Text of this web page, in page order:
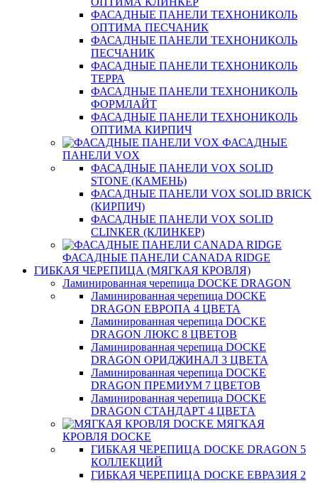
ФАСАДНЫЕ ПАНЕЛИ ТЕХНОНИКОЛЬ
ОПТИМА ПЕСЧАНИК
ФАСАДНЫЕ ПАНЕЛИ ТЕХНОНИКОЛЬ
ПЕСЧАНИК
ФАСАДНЫЕ ПАНЕЛИ ТЕХНОНИКОЛЬ
ТЕРРА
ФАСАДНЫЕ ПАНЕЛИ ТЕХНОНИКОЛЬ
ФОРМЛАЙТ
ФАСАДНЫЕ ПАНЕЛИ ТЕХНОНИКОЛЬ
ОПТИМА КИРПИЧ
ФАСАДНЫЕ
ПАНЕЛИ VOX
ФАСАДНЫЕ ПАНЕЛИ VOX SOLID
STONE (КАМЕНЬ)
ФАСАДНЫЕ ПАНЕЛИ VOX SOLID BRICK
(КИРПИЧ)
ФАСАДНЫЕ ПАНЕЛИ VOX SOLID
CLINКER (КЛИНКЕР)
ФАСАДНЫЕ ПАНЕЛИ CANADA RIDGE
ГИБКАЯ ЧЕРЕПИЦА (МЯГКАЯ КРОВЛЯ)
Ламинированная черепица DOCKE DRAGON
Ламинированная черепица DOCKE
DRAGON ЕВРОПА 4 ЦВЕТА
Ламинированная черепица DOCKE
DRAGON ЛЮКС 8 ЦВЕТОВ
Ламинированная черепица DOCKE
DRAGON ОРИДЖИНАЛ 3 ЦВЕТА
Ламинированная черепица DOCKE
DRAGON ПРЕМИУМ 7 ЦВЕТОВ
Ламинированная черепица DOCKE
DRAGON СТАНДАРТ 4 ЦВЕТA
МЯГКАЯ
КРОВЛЯ DOCKE
ГИБКАЯ ЧЕРЕПИЦА DOCKE DRAGON 5
КОЛЛЕКЦИЙ
ГИБКАЯ ЧЕРЕПИЦА DOCKE ЕВРАЗИЯ 2